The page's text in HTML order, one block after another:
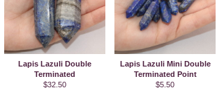
Lapis Lazuli Double
Terminated
$32.50
Lapis Lazuli Mini Double
Terminated Point
$5.50